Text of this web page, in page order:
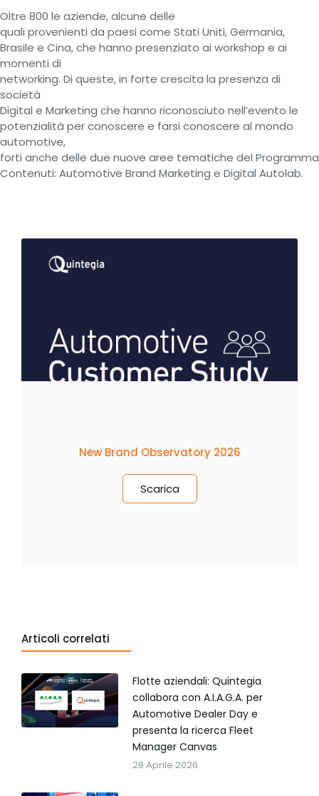
Oltre 800 le aziende, alcune delle
quali provenienti da paesi come Stati Uniti, Germania,
Brasile e Cina, che hanno presenziato ai workshop e ai
momenti di
networking. Di queste, in forte crescita la presenza di
società
Digital e Marketing che hanno riconosciuto nell’evento le
potenzialità per conoscere e farsi conoscere al mondo
automotive,
forti anche delle due nuove aree tematiche del Programma
Contenuti: Automotive Brand Marketing e Digital Autolab.
New Brand Observatory 2026
Scarica
Articoli correlati
Flotte aziendali: Quintegia
collabora con A.I.A.G.A. per
Automotive Dealer Day e
presenta la ricerca Fleet
Manager Canvas
28 Aprile 2026